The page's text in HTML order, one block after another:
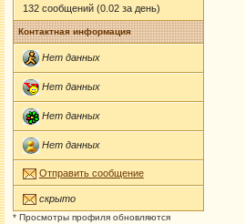
132 сообщений (0.02 за день)
Контактная информация
Нет данных
Нет данных
Нет данных
Нет данных
Отправить сообщение
скрыто
* Просмотры профиля обновляются